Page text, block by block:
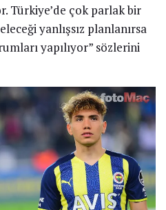
Türkiye’de çok parlak bir
yanlışsız planlanırsa
yapılıyor” sözlerini